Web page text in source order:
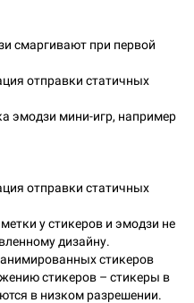
смаргивают при первой
отправки статичных
эмодзи мини-игр, например
отправки статичных
у стикеров и эмодзи не
дизайну.
стикеров
стикеров – стикеры в
в низком разрешении.